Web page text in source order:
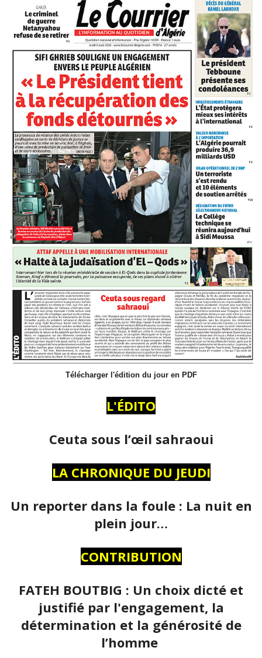
Télécharger l'édition du jour en PDF
L'ÉDITO
Ceuta sous l’œil sahraoui
LA CHRONIQUE DU JEUDI
Un reporter dans la foule : La nuit en
plein jour…
CONTRIBUTION
FATEH BOUTBIG : Un choix dicté et
justifié par l'engagement, la
détermination et la générosité de
l’homme